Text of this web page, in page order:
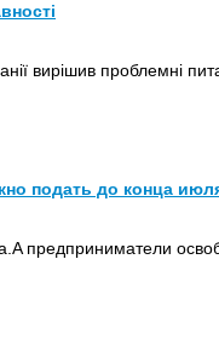
вирішив проблемні
подать до конца
предприниматели